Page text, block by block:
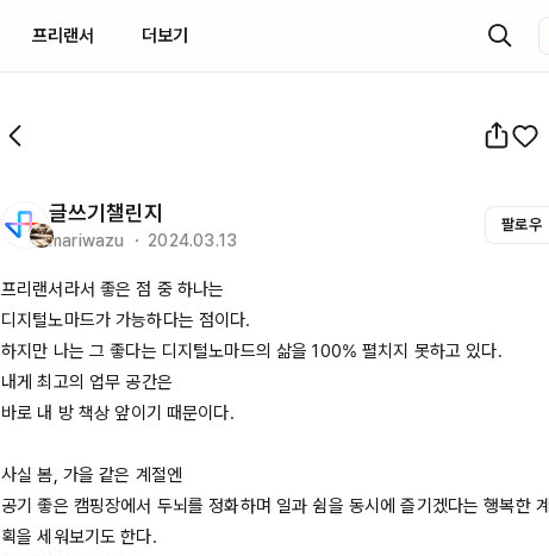
프리랜서 더보기
글쓰기챌린지
mariwazu ・ 2024.03.13
팔로우
프리랜서라서 좋은 점 중 하나는
디지털노마드가 가능하다는 점이다.
하지만 나는 그 좋다는 디지털노마드의 삶을 100% 펼치지 못하고 있다.
내게 최고의 업무 공간은
바로 내 방 책상 앞이기 때문이다.
사실 봄, 가을 같은 계절엔
공기 좋은 캠핑장에서 두뇌를 정화하며 일과 쉼을 동시에 즐기겠다는 행복한 계
획을 세워보기도 한다.